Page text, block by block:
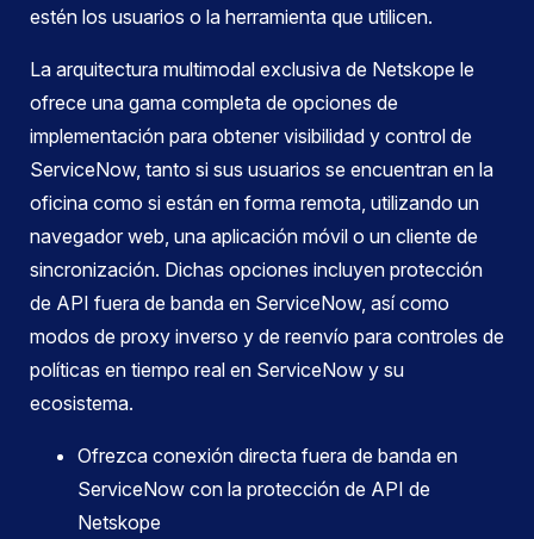
estén los usuarios o la herramienta que utilicen.
La arquitectura multimodal exclusiva de Netskope le
ofrece una gama completa de opciones de
implementación para obtener visibilidad y control de
ServiceNow, tanto si sus usuarios se encuentran en la
oficina como si están en forma remota, utilizando un
navegador web, una aplicación móvil o un cliente de
sincronización. Dichas opciones incluyen protección
de API fuera de banda en ServiceNow, así como
modos de proxy inverso y de reenvío para controles de
políticas en tiempo real en ServiceNow y su
ecosistema.
Ofrezca conexión directa fuera de banda en
ServiceNow con la protección de API de
Netskope